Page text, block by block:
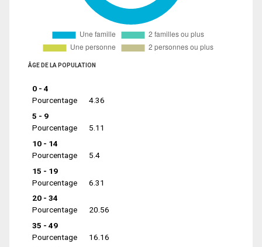
ÂGE DE LA POPULATION
0 - 4
Pourcentage
4.36
5 - 9
Pourcentage
5.11
10 - 14
Pourcentage
5.4
15 - 19
Pourcentage
6.31
20 - 34
Pourcentage
20.56
35 - 49
Pourcentage
16.16